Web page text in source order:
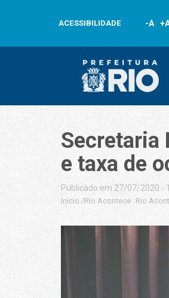
ACESSIBILIDADE -A
Secretaria
e taxa de
Publicado em 27/07/2020 -
Início /Rio Acontece Rio